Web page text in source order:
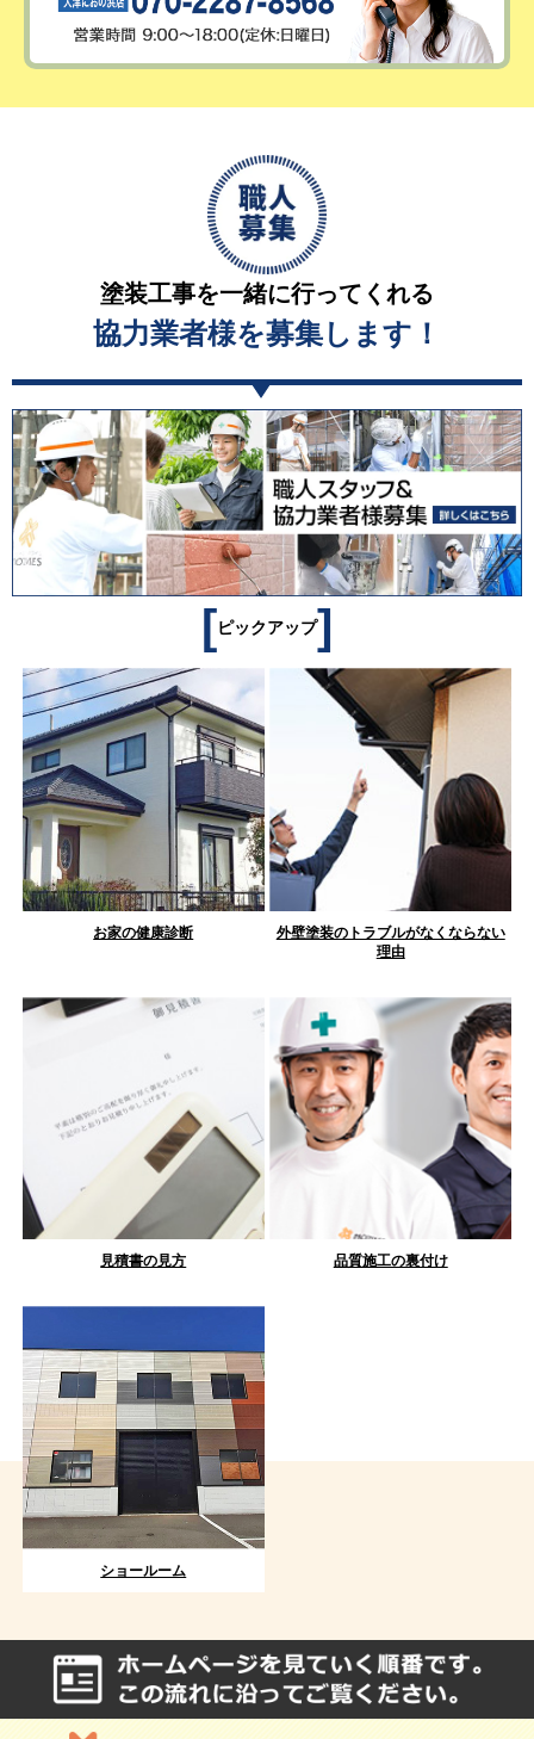
塗装工事を一緒に行ってくれる
協力業者様を募集します！
[ピックアップ]
お家の健康診断
外壁塗装のトラブルがなくならない
理由
見積書の見方 品質施工の裏付け
ショールーム